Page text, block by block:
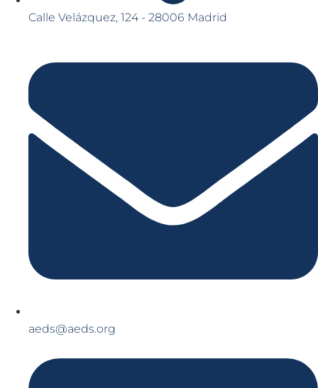
Calle Velázquez, 124 - 28006 Madrid
aeds@aeds.org